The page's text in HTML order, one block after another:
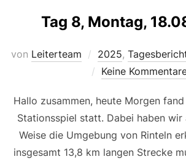
Tag 8, Montag,
von Leiterteam 2025,
Keine
Hallo zusammen, heute Morgen
Stationsspiel statt. Dabei haben wir
Weise die Umgebung von Rinteln
insgesamt 13,8 km langen Strecke